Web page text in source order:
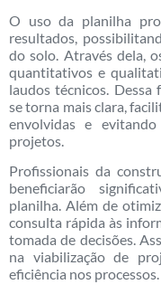
O uso da planilha
resultados,
do solo. Através dela,
quantitativos e
laudos técnicos. Dessa
se torna mais clara,
envolvidas e
projetos.
Profissionais da
beneficiarão
planilha. Além de
consulta rápida às
tomada de decisões.
na viabilização de
eficiência nos processos.